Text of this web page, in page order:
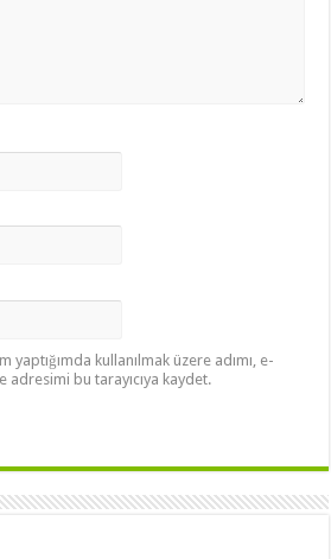
kullanılmak üzere adımı, e-
bu tarayıcıya kaydet.